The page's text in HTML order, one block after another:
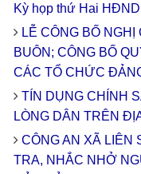
Kỳ họp thứ Hai HĐND
LỄ CÔNG BỐ
BUÔN; CÔNG BỐ
CÁC TỔ CHỨC
TÍN DỤNG CHÍNH
LÒNG DÂN TRÊN
CÔNG AN XÃ LIÊN
TRA, NHẮC NHỞ